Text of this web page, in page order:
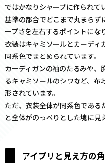
ではかなりシャープに作られて
基準の都合でどこまで丸まらず
ープさを左右するポイントにな
衣装はキャミソールとカーディ
同系色でまとめられています。
カーディガンの袖のたるみや、
るキャミソールのシワなど、布
形されています。
ただ、衣装全体が同系色である
と全体がのっぺりとした塊に見
アイプリと見え方の